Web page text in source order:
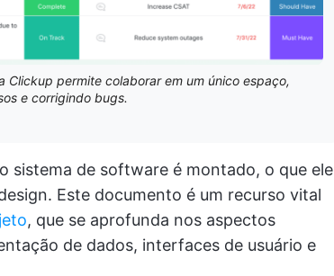
permite colaborar em um único espaço,
e corrigindo bugs.
sistema de software é montado, o que ele
Este documento é um recurso vital
, que se aprofunda nos aspectos
de dados, interfaces de usuário e